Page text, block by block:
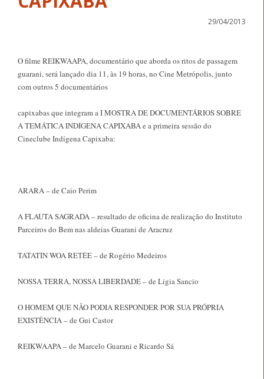
29/04/2013
O filme REIKWAAPA, documentário que aborda os ritos de passagem
guarani, será lançado dia 11, às 19 horas, no Cine Metrópolis, junto
com outros 5 documentários
capixabas que integram a I MOSTRA DE DOCUMENTÁRIOS SOBRE
A TEMÁTICA INDÍGENA CAPIXABA e a primeira sessão do
Cineclube Indígena Capixaba:
ARARA – de Caio Perim
A FLAUTA SAGRADA – resultado de oficina de realização do Instituto
Parceiros do Bem nas aldeias Guarani de Aracruz
TATATIN WOA RETÉE – de Rogério Medeiros
NOSSA TERRA, NOSSA LIBERDADE – de Ligia Sancio
O HOMEM QUE NÃO PODIA RESPONDER POR SUA PRÓPRIA
EXISTÊNCIA – de Gui Castor
REIKWAAPA – de Marcelo Guarani e Ricardo Sá